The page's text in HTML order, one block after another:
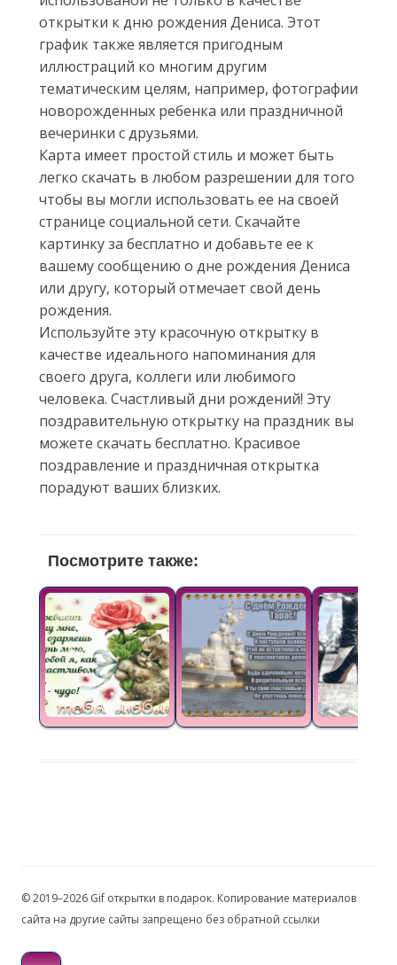
открытки к дню рождения Дениса. Этот
график также является пригодным
иллюстраций ко многим другим
тематическим целям, например, фотографии
новорожденных ребенка или праздничной
вечеринки с друзьями.
Карта имеет простой стиль и может быть
легко скачать в любом разрешении для того
чтобы вы могли использовать ее на своей
странице социальной сети. Скачайте
картинку за бесплатно и добавьте ее к
вашему сообщению о дне рождения Дениса
или другу, который отмечает свой день
рождения.
Используйте эту красочную открытку в
качестве идеального напоминания для
своего друга, коллеги или любимого
человека. Счастливый дни рождений! Эту
поздравительную открытку на праздник вы
можете скачать бесплатно. Красивое
поздравление и праздничная открытка
порадуют ваших близких.
Посмотрите также:
© 2019–2026 Gif открытки в подарок. Копирование материалов
сайта на другие сайты запрещено без обратной ссылки